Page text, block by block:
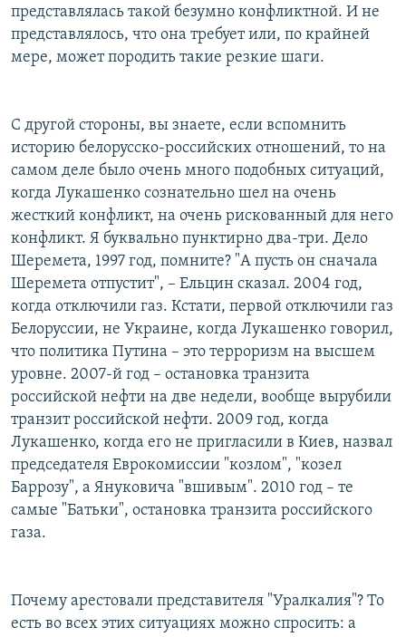
представлялась такой безумно конфликтной. И не
представлялось, что она требует или, по крайней
мере, может породить такие резкие шаги.
С другой стороны, вы знаете, если вспомнить
историю белорусско-российских отношений, то на
самом деле было очень много подобных ситуаций,
когда Лукашенко сознательно шел на очень
жесткий конфликт, на очень рискованный для него
конфликт. Я буквально пунктирно два-три. Дело
Шеремета, 1997 год, помните? "А пусть он сначала
Шеремета отпустит", – Ельцин сказал. 2004 год,
когда отключили газ. Кстати, первой отключили газ
Белоруссии, не Украине, когда Лукашенко говорил,
что политика Путина – это терроризм на высшем
уровне. 2007-й год – остановка транзита
российской нефти на две недели, вообще вырубили
транзит российской нефти. 2009 год, когда
Лукашенко, когда его не пригласили в Киев, назвал
председателя Еврокомиссии "козлом", "козел
Баррозу", а Януковича "вшивым". 2010 год – те
самые "Батьки", остановка транзита российского
газа.
Почему арестовали представителя "Уралкалия"? То
есть во всех этих ситуациях можно спросить: а